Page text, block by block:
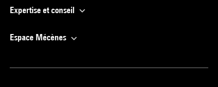
Expertise et conseil
Espace Mécènes